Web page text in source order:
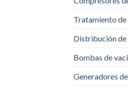
Tratamiento de
Distribución de
Bombas de
Generadores